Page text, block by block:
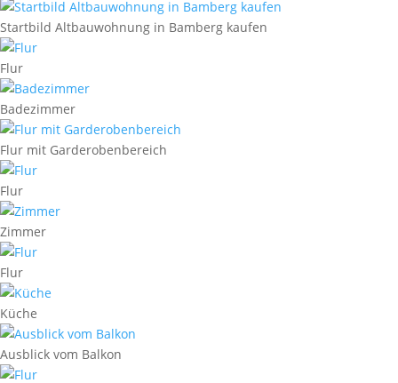
Startbild Altbauwohnung in Bamberg kaufen
Flur
Badezimmer
Flur mit Garderobenbereich
Flur
Zimmer
Flur
Küche
Ausblick vom Balkon